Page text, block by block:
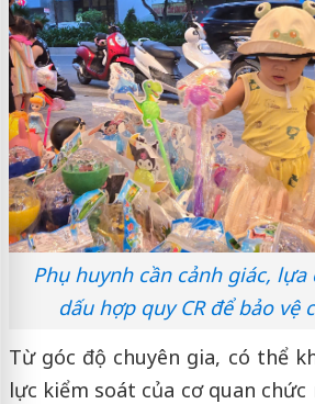
Phụ huynh cần cảnh giác,
dấu hợp quy CR để bảo vệ
Từ góc độ chuyên gia, có thể
lực kiểm soát của cơ quan